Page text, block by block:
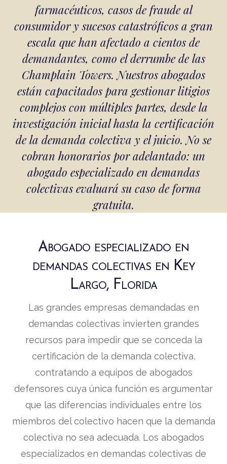
farmacéuticos, casos de fraude al
consumidor y sucesos catastróficos a gran
escala que han afectado a cientos de
demandantes, como el derrumbe de las
Champlain Towers. Nuestros abogados
están capacitados para gestionar litigios
complejos con múltiples partes, desde la
investigación inicial hasta la certificación
de la demanda colectiva y el juicio. No se
cobran honorarios por adelantado: un
abogado especializado en demandas
colectivas evaluará su caso de forma
gratuita.
Abogado especializado en
demandas colectivas en Key
Largo, Florida
Las grandes empresas demandadas en
demandas colectivas invierten grandes
recursos para impedir que se conceda la
certificación de la demanda colectiva,
contratando a equipos de abogados
defensores cuya única función es argumentar
que las diferencias individuales entre los
miembros del colectivo hacen que la demanda
colectiva no sea adecuada. Los abogados
especializados en demandas colectivas de